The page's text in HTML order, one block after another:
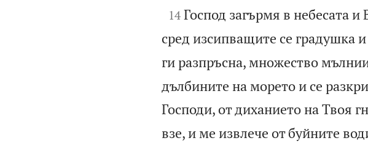

14 Господ загърмя в небесата
сред изсипващите се градушка
ги разпръсна, множество
дълбините на морето и се
Господи, от диханието на Твоя
взе, и ме извлече от буйните